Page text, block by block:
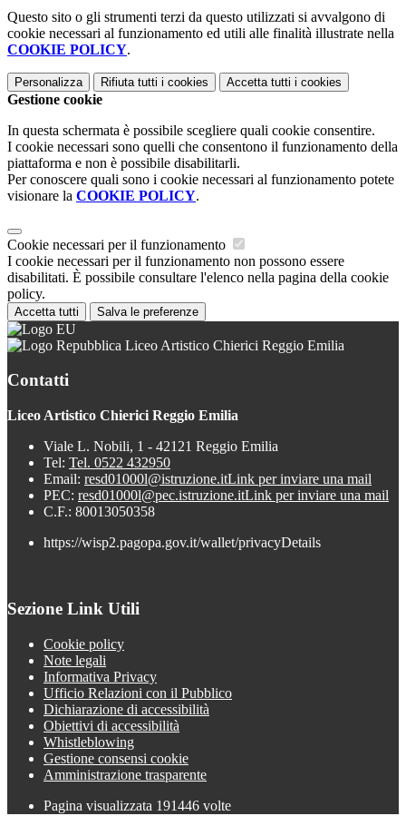
Questo sito o gli strumenti terzi da questo utilizzati si avvalgono di
cookie necessari al funzionamento ed utili alle finalità illustrate nella
COOKIE POLICY.
Personalizza Rifiuta tutti i cookies Accetta tutti i cookies
Gestione cookie
In questa schermata è possibile scegliere quali cookie consentire.
I cookie necessari sono quelli che consentono il funzionamento della
piattaforma e non è possibile disabilitarli.
Per conoscere quali sono i cookie necessari al funzionamento potete
visionare la COOKIE POLICY.
Cookie necessari per il funzionamento
I cookie necessari per il funzionamento non possono essere
disabilitati. È possibile consultare l'elenco nella pagina della cookie
policy.
Accetta tutti Salva le preferenze
Liceo Artistico Chierici Reggio Emilia
Contatti
Liceo Artistico Chierici Reggio Emilia
Viale L. Nobili, 1 - 42121 Reggio Emilia
Tel: Tel. 0522 432950
Email: resd01000l@istruzione.itLink per inviare una mail
PEC: resd01000l@pec.istruzione.itLink per inviare una mail
C.F.: 80013050358
https://wisp2.pagopa.gov.it/wallet/privacyDetails
Sezione Link Utili
Cookie policy
Note legali
Informativa Privacy
Ufficio Relazioni con il Pubblico
Dichiarazione di accessibilità
Obiettivi di accessibilità
Whistleblowing
Gestione consensi cookie
Amministrazione trasparente
Pagina visualizzata 191446 volte